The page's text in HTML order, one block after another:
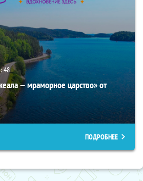
48
— мраморное царство» от
ПОДРОБНЕЕ